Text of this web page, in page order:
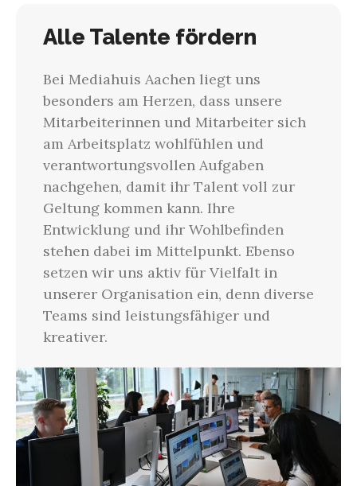
Alle Talente fördern
Bei Mediahuis Aachen liegt uns
besonders am Herzen, dass unsere
Mitarbeiterinnen und Mitarbeiter sich
am Arbeitsplatz wohlfühlen und
verantwortungsvollen Aufgaben
nachgehen, damit ihr Talent voll zur
Geltung kommen kann. Ihre
Entwicklung und ihr Wohlbefinden
stehen dabei im Mittelpunkt. Ebenso
setzen wir uns aktiv für Vielfalt in
unserer Organisation ein, denn diverse
Teams sind leistungsfähiger und
kreativer.